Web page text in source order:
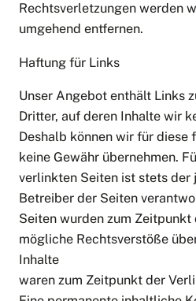
Rechtsverletzungen werden
umgehend entfernen.
Haftung für Links
Unser Angebot enthält Links
Dritter, auf deren Inhalte wir
Deshalb können wir für diese
keine Gewähr übernehmen.
verlinkten Seiten ist stets
Betreiber der Seiten
Seiten wurden zum
mögliche Rechtsverstöße
Inhalte
waren zum Zeitpunkt der